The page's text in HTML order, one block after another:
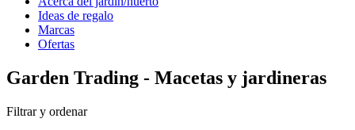
Ideas de regalo
Marcas
Ofertas
Garden Trading - Macetas y jardineras
Filtrar y ordenar